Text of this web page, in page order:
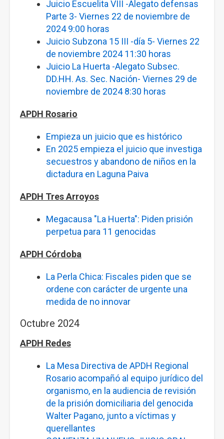
Juicio Escuelita VIII -Alegato defensas
Parte 3- Viernes 22 de noviembre de
2024 9:00 horas
Juicio Subzona 15 III -día 5- Viernes 22
de noviembre 2024 11:30 horas
Juicio La Huerta -Alegato Subsec.
DD.HH. As. Sec. Nación- Viernes 29 de
noviembre de 2024 8:30 horas
APDH Rosario
Empieza un juicio que es histórico
En 2025 empieza el juicio que investiga
secuestros y abandono de niños en la
dictadura en Laguna Paiva
APDH Tres Arroyos
Megacausa "La Huerta": Piden prisión
perpetua para 11 genocidas
APDH Córdoba
La Perla Chica: Fiscales piden que se
ordene con carácter de urgente una
medida de no innovar
Octubre 2024
APDH Redes
La Mesa Directiva de APDH Regional
Rosario acompañó al equipo jurídico del
organismo, en la audiencia de revisión
de la prisión domiciliaria del genocida
Walter Pagano, junto a víctimas y
querellantes